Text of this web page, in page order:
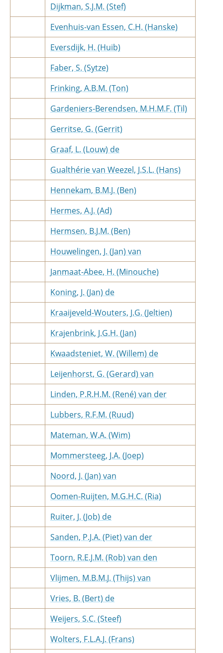
Dijkman, S.J.M. (Stef)
Evenhuis-van Essen, C.H. (Hanske)
Eversdijk, H. (Huib)
Faber, S. (Sytze)
Frinking, A.B.M. (Ton)
Gardeniers-Berendsen, M.H.M.F. (Til)
Gerritse, G. (Gerrit)
Graaf, L. (Louw) de
Gualthérie van Weezel, J.S.L. (Hans)
Hennekam, B.M.J. (Ben)
Hermes, A.J. (Ad)
Hermsen, B.J.M. (Ben)
Houwelingen, J. (Jan) van
Janmaat-Abee, H. (Minouche)
Koning, J. (Jan) de
Kraaijeveld-Wouters, J.G. (Jeltien)
Krajenbrink, J.G.H. (Jan)
Kwaadsteniet, W. (Willem) de
Leijenhorst, G. (Gerard) van
Linden, P.R.H.M. (René) van der
Lubbers, R.F.M. (Ruud)
Mateman, W.A. (Wim)
Mommersteeg, J.A. (Joep)
Noord, J. (Jan) van
Oomen-Ruijten, M.G.H.C. (Ria)
Ruiter, J. (Job) de
Sanden, P.J.A. (Piet) van der
Toorn, R.E.J.M. (Rob) van den
Vlijmen, M.B.M.J. (Thijs) van
Vries, B. (Bert) de
Weijers, S.C. (Steef)
Wolters, F.L.A.J. (Frans)